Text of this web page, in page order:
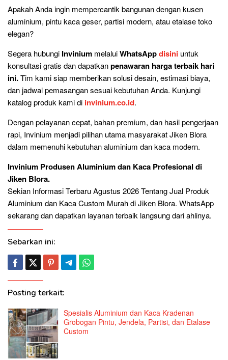
Apakah Anda ingin mempercantik bangunan dengan kusen
aluminium, pintu kaca geser, partisi modern, atau etalase toko
elegan?
Segera hubungi Invinium melaluiWhatsAppdisini untuk
konsultasi gratis dan dapatkanpenawaran harga terbaik hari
ini.Tim kami siap memberikan solusi desain, estimasi biaya,
dan jadwal pemasangan sesuai kebutuhan Anda. Kunjungi
katalog produk kami di invinium.co.id.
Dengan pelayanan cepat, bahan premium, dan hasil pengerjaan
rapi, Invinium menjadi pilihan utama masyarakat Jiken Blora
dalam memenuhi kebutuhan aluminium dan kaca modern.
Invinium Produsen Aluminium dan Kaca Profesional di
Jiken Blora.
Sekian Informasi Terbaru Agustus 2026 Tentang Jual Produk
Aluminium dan Kaca Custom Murah di Jiken Blora. WhatsApp
sekarang dan dapatkan layanan terbaik langsung dari ahlinya.
Sebarkan ini:
Posting terkait:
Spesialis Aluminium dan Kaca Kradenan
Grobogan Pintu, Jendela, Partisi, dan Etalase
Custom